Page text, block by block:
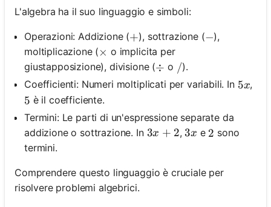
L'algebra ha il suo linguaggio e simboli:
Operazioni: Addizione (+
+), sottrazione (-
−),
moltiplicazione ( \times
× o implicita per
giustapposizione), divisione (\div
÷ o /
/).
Coefficienti: Numeri moltiplicati per variabili. In 5 x
5x,
5
5 è il coefficiente.
Termini: Le parti di un'espressione separate da
addizione o sottrazione. In 3x+2
3x + 2,3x
3x e 2
2 sono
termini.
Comprendere questo linguaggio è cruciale per
risolvere problemi algebrici.